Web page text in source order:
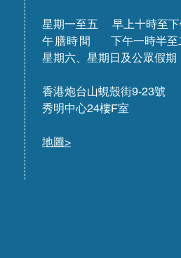
星期一至五 早上十時至
午膳時間
下午一時半
星期六、星期日及公眾假
香港炮台山蜆殼街9-23號
秀明中心24樓F室
地圖>